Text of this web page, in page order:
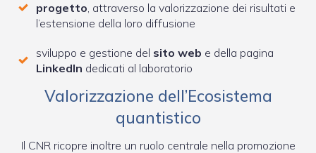
progetto, attraverso la valorizzazione dei risultati e
l’estensione della loro diffusione
sviluppo e gestione del sito web e della pagina
LinkedIn dedicati al laboratorio
Valorizzazione dell’Ecosistema
quantistico
Il CNR ricopre inoltre un ruolo centrale nella promozione